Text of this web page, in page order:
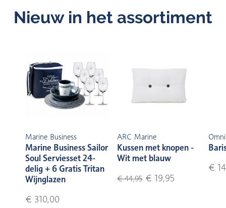
Nieuw in het assortiment
Marine Business
Marine Business Sailor
Soul Serviesset 24-
delig + 6 Gratis Tritan
Wijnglazen
€ 310,00
ARC Marine
Kussen met knopen -
Wit met blauw
€ 44,95€ 19,95
€